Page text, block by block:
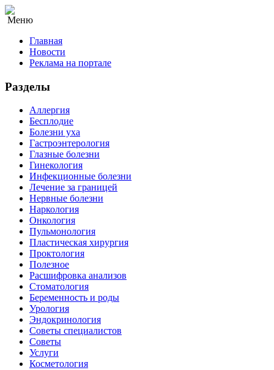
Меню
Главная
Новости
Реклама на портале
Разделы
Аллергия
Бесплодие
Болезни уха
Гастроэнтерология
Глазные болезни
Гинекология
Инфекционные болезни
Лечение за границей
Нервные болезни
Наркология
Онкология
Пульмонология
Пластическая хирургия
Проктология
Полезное
Расшифровка анализов
Стоматология
Беременность и роды
Урология
Эндокринология
Советы специалистов
Советы
Услуги
Косметология